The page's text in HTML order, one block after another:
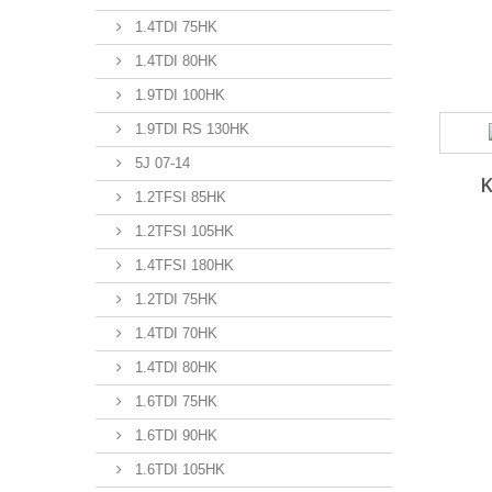
1.4TDI 75HK
1.4TDI 80HK
1.9TDI 100HK
1.9TDI RS 130HK
5J 07-14
1.2TFSI 85HK
1.2TFSI 105HK
1.4TFSI 180HK
1.2TDI 75HK
1.4TDI 70HK
1.4TDI 80HK
1.6TDI 75HK
1.6TDI 90HK
1.6TDI 105HK